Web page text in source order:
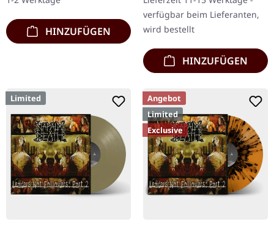
HINZUFÜGEN
Exemplare. ·…
verfügbar beim Lieferanten,
wird bestellt
HINZUFÜGEN
Limited
Angebot
Limited
Exclusive